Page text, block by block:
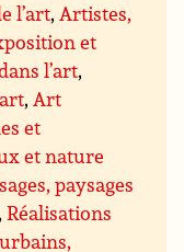
l’art,Artistes,
et
l’art,
,Art
et
et nature
paysages
,Réalisations